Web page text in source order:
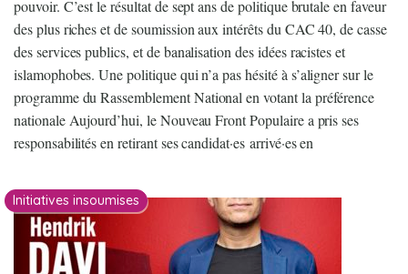
pouvoir. C’est le résultat de sept ans de politique brutale en faveur
des plus riches et de soumission aux intérêts du CAC 40, de casse
des services publics, et de banalisation des idées racistes et
islamophobes. Une politique qui n’a pas hésité à s’aligner sur le
programme du Rassemblement National en votant la préférence
nationale Aujourd’hui, le Nouveau Front Populaire a pris ses
responsabilités en retirant ses candidat·es arrivé·es en
Initiatives insoumises